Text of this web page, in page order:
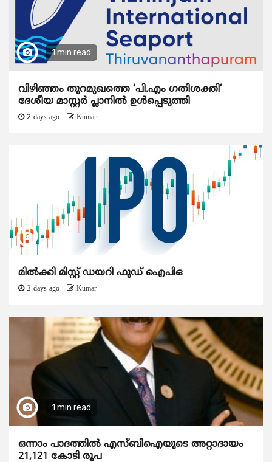
1 min read
വിഴിഞ്ഞം തുറമുഖത്തെ ‘പി.എം ഗതിശക്തി’
ദേശീയ മാസ്റ്റർ പ്ലാനിൽ ഉൾപ്പെടുത്തി
2 days ago Kumar
മിൽക്കി മിസ്റ്റ് ഡയറി ഫുഡ് ഐപിഒ
3 days ago Kumar
1 min read
ഒന്നാം പാദത്തിൽ എസ്ബിഐയുടെ അറ്റാദായം
21,121 കോടി രൂപ